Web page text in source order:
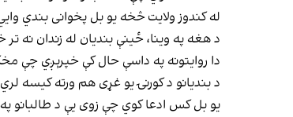
له کندوز ولایت څخه یو بل پخوانی بندي
د هغه په وینا، ځینې بندیان له زندان
دا روایتونه په داسې حال کې خپرېږي چې
د بندیانو د کورنۍ یو غړی هم ورته کیسه
یو بل کس ادعا کوي چې زوی یې د طالبانو